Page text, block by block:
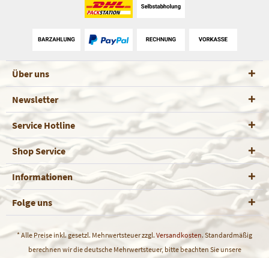
Über uns
Newsletter
Service Hotline
Shop Service
Informationen
Folge uns
* Alle Preise inkl. gesetzl. Mehrwertsteuer zzgl. Versandkosten. Standardmäßig
berechnen wir die deutsche Mehrwertsteuer, bitte beachten Sie unsere